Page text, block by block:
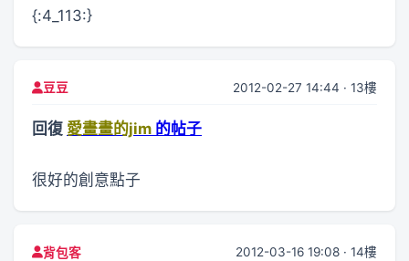
{:4_113:}
豆豆 2012-02-27 14:44 · 13樓
回復 愛畫畫的jim 的帖子
很好的創意點子
背包客 2012-03-16 19:08 · 14樓